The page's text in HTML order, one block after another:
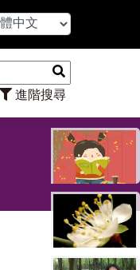
進階搜尋
【7/31】114